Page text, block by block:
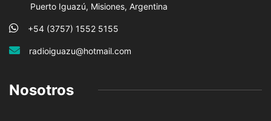
Puerto Iguazú, Misiones, Argentina
+54 (3757) 1552 5155
radioiguazu@hotmail.com
Nosotros